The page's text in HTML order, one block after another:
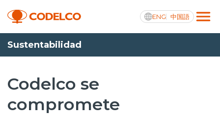
ENG 中国語
Transparencia activa
Nosotros
Sustentabilidad
Codelco se
compromete